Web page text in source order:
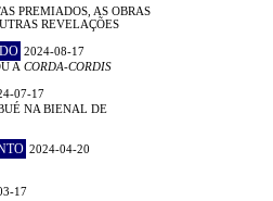
PREMIADOS, AS OBRAS
REVELAÇÕES
2024-08-17
A CORDA-CORDIS
07-17
NA BIENAL DE
2024-04-20
17